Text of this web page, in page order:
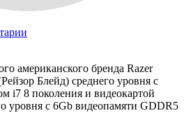
американского бренда Razer
Блейд) среднего уровня с
i7 8 поколения и видеокартой
уровня с 6Gb видеопамяти GDDR5